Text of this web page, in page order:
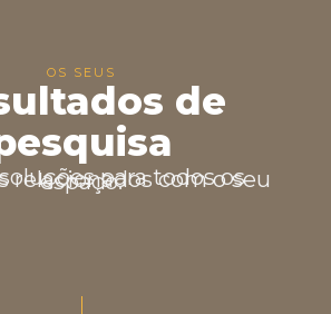
OS SEUS
de
Temos soluções para todos os problemas relacionados com o seu espaço.